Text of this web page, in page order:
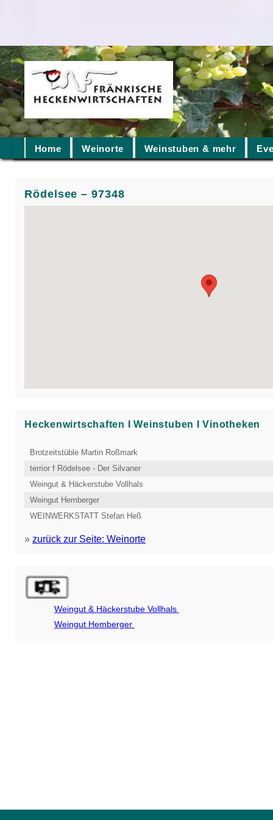
Home Weinorte Weinstuben & mehr
Rödelsee – 97348
Heckenwirtschaften Ι Weinstuben Ι Vinotheken
Brotzeitstüble Martin Roßmark
terrior f Rödelsee - Der Silvaner
Weingut & Häckerstube Vollhals
Weingut Hemberger
WEINWERKSTATT Stefan Heß
» zurück zur Seite: Weinorte
Weingut & Häckerstube Vollhals
Weingut Hemberger